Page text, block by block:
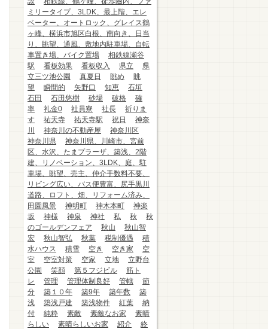
ミリータイプ、3LDK、最上階、エレ
ベーター、オートロック、グレイス鶴
ヶ峰、横浜市旭区白根、南向き、日当
り、眺望、通風、敷地内駐車場、自転
車置き場、バイク置場
相鉄線瀬谷
駅
看板効果 看板収入 県立
県
立三ツ池公園
真夏日 眺め
眺
望
瞬間的 矢野口 知恵
石垣
石田
石田悠樹 砂場 破格
確
率
礼金0 社員寮 社長
祈りま
す
祐天寺 祐天寺駅 祝日
神奈
川
神奈川の不動産屋
神奈川区
神奈川県
神奈川県、川崎市、宮前
区、水沢、たまプラーザ、築浅、2階
建、リノベーション、3LDK、庭、駐
車場、眺望、売主、仲介手数料不要、
リビング広い、バス便豊富、尻手黒川
道路、ロフト、畑、リフォーム済み、
田園風景
神明町 神木本町
神楽
坂
神様 神泉 神社 私 秋
秋
のゴールデンフェア
秋山
秋山智
宏
秋山智弘 秋葉 税制優遇
積
水ハウス
積雪 空き 空き家
空
室
空室対策 空家 立地
立野台
公園
笑顔 第５フジビル
筋ト
レ
管理 管理体制良好 管轄
節
分
築１０年 築9年 築年数
築
浅
築浅戸建 築浅物件 紅葉
納
付
純粋 素敵 素敵なお家
素晴
らしい
素晴らしいお家 紹介
終